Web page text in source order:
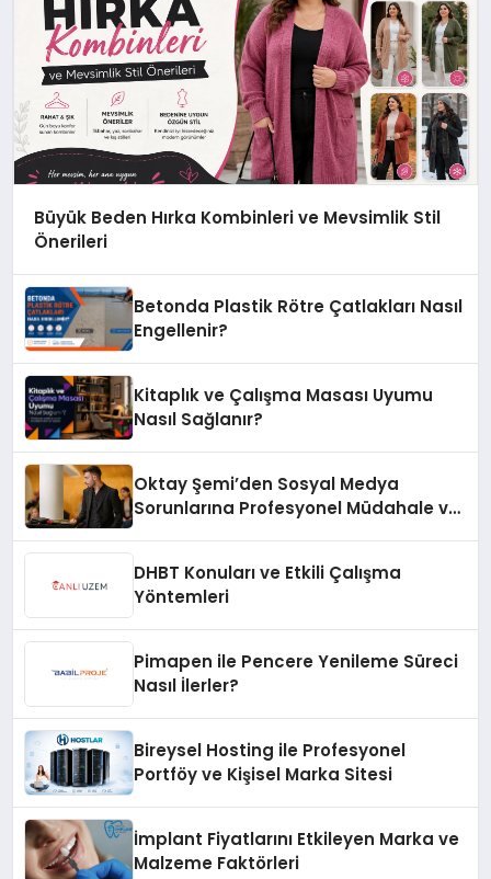
Büyük Beden Hırka Kombinleri ve Mevsimlik Stil
Önerileri
Betonda Plastik Rötre Çatlakları Nasıl
Engellenir?
Kitaplık ve Çalışma Masası Uyumu
Nasıl Sağlanır?
Oktay Şemi’den Sosyal Medya
Sorunlarına Profesyonel Müdahale ve
DHBT Konuları ve Etkili Çalışma
Yöntemleri
Pimapen ile Pencere Yenileme Süreci
Nasıl İlerler?
Bireysel Hosting ile Profesyonel
Portföy ve Kişisel Marka Sitesi
İmplant Fiyatlarını Etkileyen Marka ve
Malzeme Faktörleri